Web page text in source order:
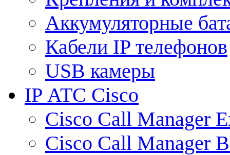
Аккумуляторные
Кабели IP телефонов
USB камеры
IP АТС Cisco
Cisco Call Manager
Cisco Call Manager